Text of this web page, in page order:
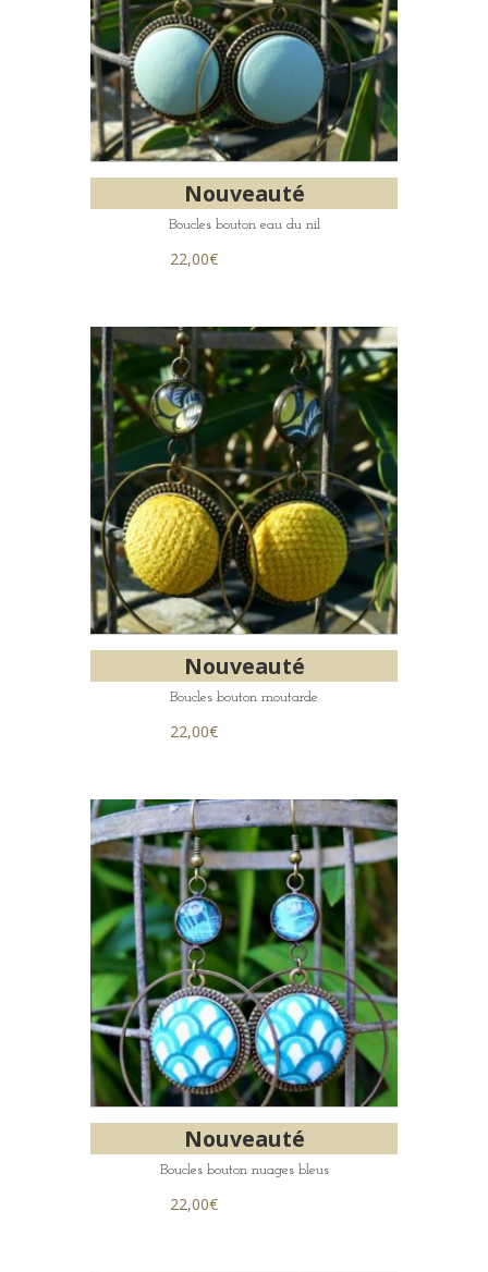
Nouveauté
Boucles bouton eau du nil
22,00€
Nouveauté
Boucles bouton moutarde
22,00€
Nouveauté
Boucles bouton nuages bleus
22,00€